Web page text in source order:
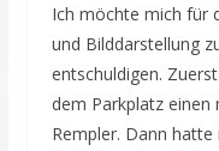
Ich möchte mich für
und Bilddarstellung
entschuldigen.
dem Parkplatz
Rempler. Dann